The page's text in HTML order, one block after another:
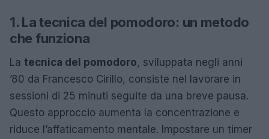
1. La tecnica del pomodoro: un metodo
che funziona
La tecnica del pomodoro, sviluppata negli anni
’80 da Francesco Cirillo, consiste nel lavorare in
sessioni di 25 minuti seguite da una breve pausa.
Questo approccio aumenta la concentrazione e
riduce l’affaticamento mentale. Impostare un timer